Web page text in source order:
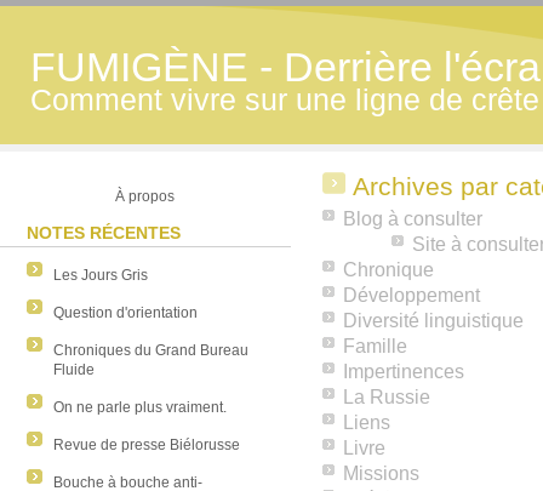
FUMIGÈNE - Derrière
Comment vivre sur une ligne de crête
À propos
NOTES RÉCENTES
Les Jours Gris
Question d'orientation
Chroniques du Grand Bureau
Fluide
On ne parle plus vraiment.
Revue de presse Biélorusse
Bouche à bouche anti-
Archives par
Blog à consulter
Site à
Chronique
Développement
Diversité linguistique
Famille
Impertinences
La Russie
Liens
Livre
Missions